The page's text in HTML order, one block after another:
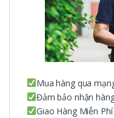
Mua hàng qua
Đảm bảo nhận
Giao Hàng Miễn